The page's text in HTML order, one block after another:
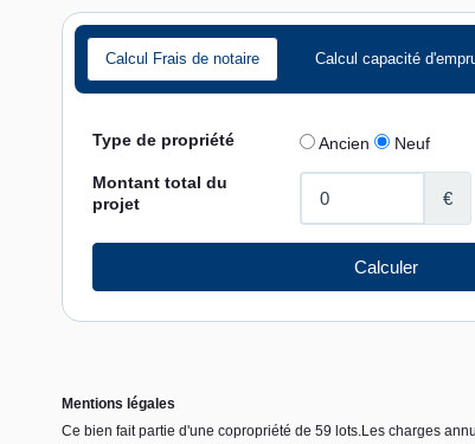
Calcul Frais de notaire Calcul capacité
Mentions légales
Ce bien fait partie d'une copropriété de 59 lots.Les charges